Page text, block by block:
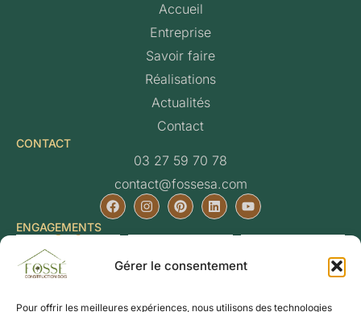
Gérer le consentement
Pour offrir les meilleures expériences, nous utilisons des technologies
Accueil
Entreprise
Savoir faire
Réalisations
Actualités
Contact
CONTACT
03 27 59 70 78
contact@fossesa.com
ENGAGEMENTS